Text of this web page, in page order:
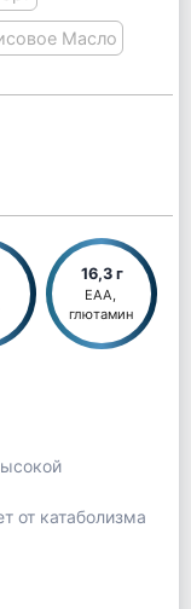
Масло
16,3 г
EAA,
глютамин
от катаболизма